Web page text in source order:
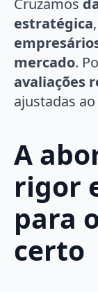
estratégica,
mercado.
avaliações
ajustadas ao
A
rigor
para
certo